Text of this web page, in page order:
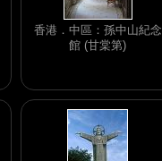
香港．中區：孫中山紀念
館 (甘棠第)